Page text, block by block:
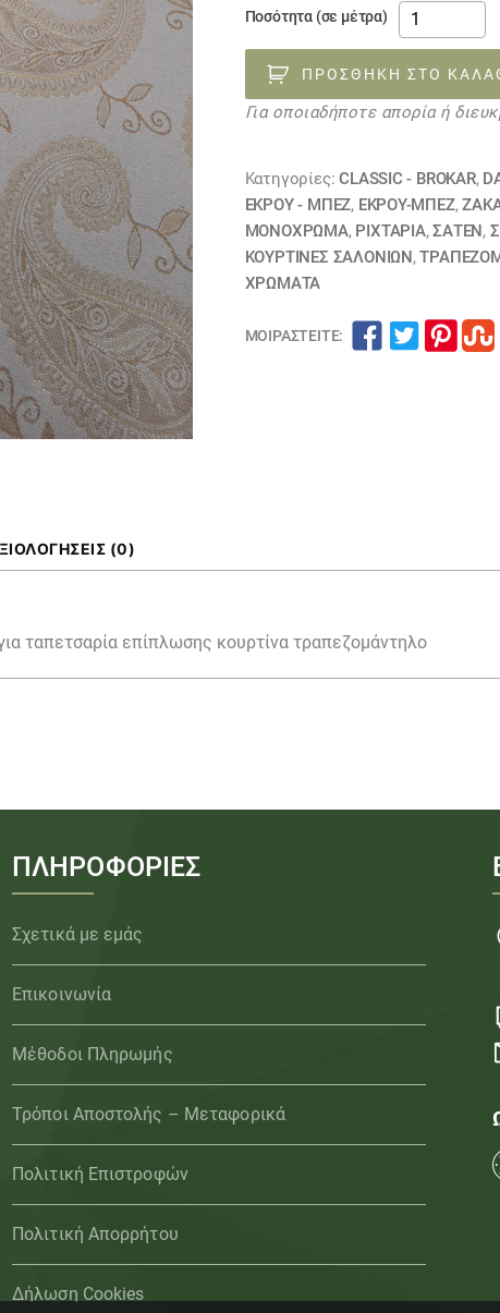
Ποσότητα (σε μέτρα)
ύφασμα
στόφα
σατέν
ταφτάς
ΛΑΧΟΥΡΙ
CAVA
10120244
ποσότητα
ΠΡΟΣΘΉΚΗ ΣΤΟ
Για οποιαδήποτε απορία ή
Κατηγορίες:CLASSIC - BROKAR,
ΕΚΡΟΥ - ΜΠΕΖ, ΕΚΡΟΥ-ΜΠΕΖ,
ΜΟΝΌΧΡΩΜΑ, ΡΙΧΤΆΡΙΑ,ΣΑΤΈΝ,
ΚΟΥΡΤΊΝΕΣ ΣΑΛΟΝΙΏΝ,
ΧΡΏΜΑΤΑ
ΜΟΙΡΑΣΤΕΊΤΕ:
(0)
ταπετσαρία επίπλωσης κουρτίνα τραπεζομάντηλο
ΠΛΗΡΟΦΟΡΙΕΣ
Σχετικά με εμάς
Επικοινωνία
Μέθοδοι Πληρωμής
Τρόποι Αποστολής – Μεταφορικά
Πολιτική Επιστροφών
Πολιτική Απορρήτου
Δήλωση Cookies